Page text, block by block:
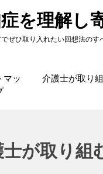
を理解し
ぜひ取り入れたい回想法のす
マッ
介護士が取り
が取り組